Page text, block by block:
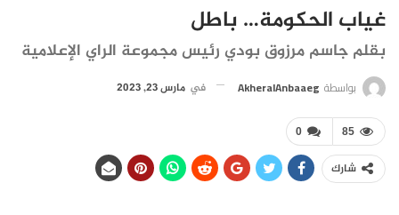
غياب الحكومة… باطل
بقلم جاسم مرزوق بودي رئيس مجموعة الراي الإعلامية
بواسطة AkheralAnbaaeg في مارس 23, 2023
0 85
شارك